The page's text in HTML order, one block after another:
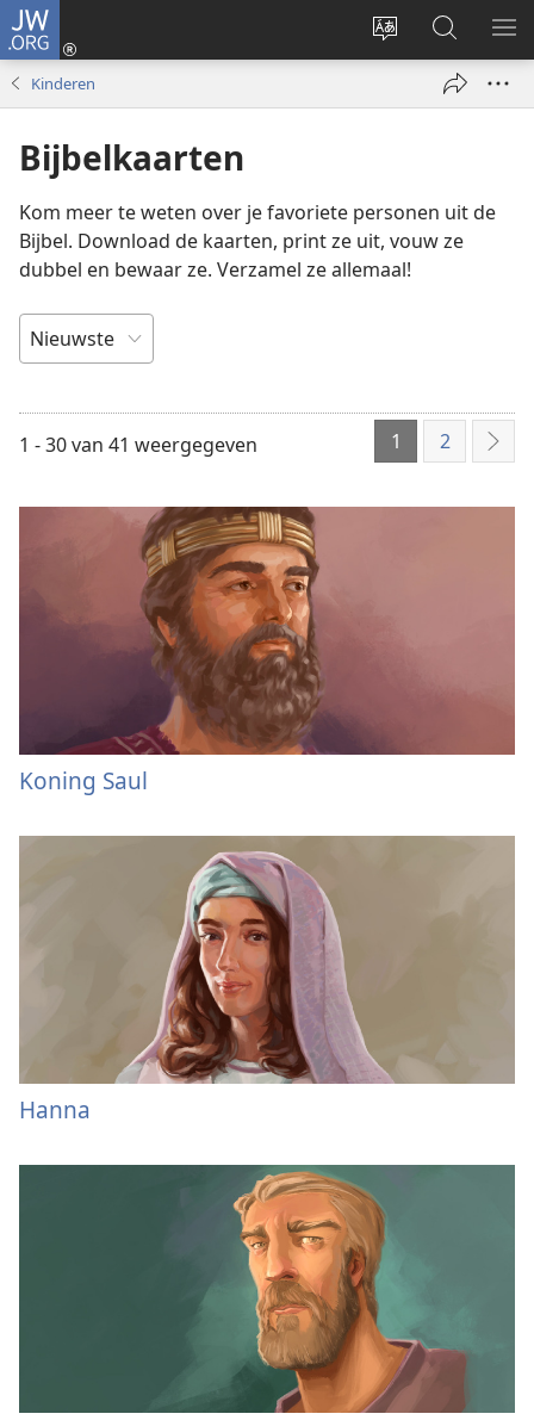
JW.ORG
Taal
wijzigen
Inloggen
(opent
Zoeken
op
JW.ORG
Kinderen
Bijbelkaarten
Kom meer te weten over je favoriete personen uit de
Bijbel. Download de kaarten, print ze uit, vouw ze
dubbel en bewaar ze. Verzamel ze allemaal!
SORTEREN
1 - 30 van 41 weergegeven 1 2
Koning Saul
Hanna